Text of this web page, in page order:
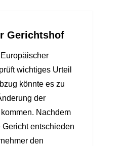
Gerichtshof
wichtiges Urteil
könnte es zu
der
Nachdem
entschieden
den